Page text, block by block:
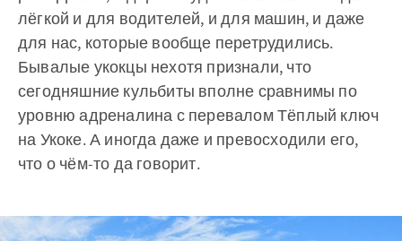
лёгкой и для водителей, и для машин, и даже
для нас, которые вообще перетрудились.
Бывалые укокцы нехотя признали, что
сегодняшние кульбиты вполне сравнимы по
уровню адреналина с перевалом Тёплый ключ
на Укоке. А иногда даже и превосходили его,
что о чём-то да говорит.